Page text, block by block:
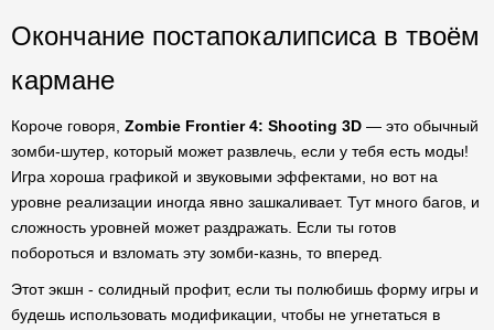
Окончание постапокалипсиса в твоём
кармане
Короче говоря, Zombie Frontier 4: Shooting 3D — это обычный
зомби-шутер, который может развлечь, если у тебя есть моды!
Игра хороша графикой и звуковыми эффектами, но вот на
уровне реализации иногда явно зашкаливает. Тут много багов, и
сложность уровней может раздражать. Если ты готов
побороться и взломать эту зомби-казнь, то вперед.
Этот экшн - солидный профит, если ты полюбишь форму игры и
будешь использовать модификации, чтобы не угнетаться в